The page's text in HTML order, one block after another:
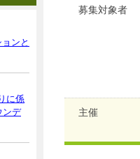
募集対象者
主催
ンと
に係
ンデ